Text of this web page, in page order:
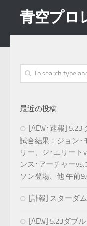
青空プロ
最近の投稿
[AEW･速報] 5.23
試合結果：ジョン･
リー、ジ･エリート
ンス･アーチャー
ソン登場、他 午前
[訃報] スターダ
[AEW] 5.23ダブ